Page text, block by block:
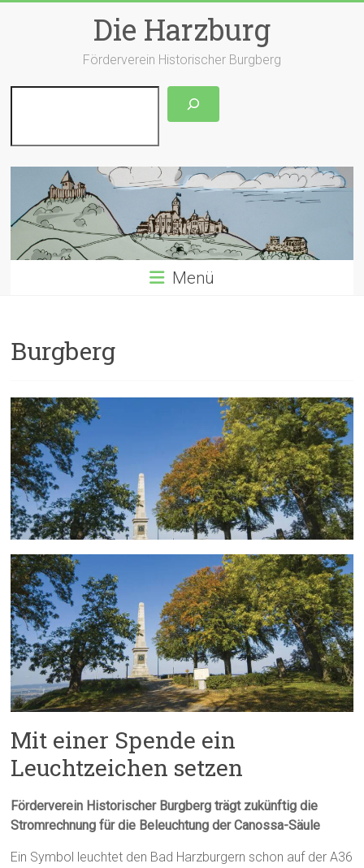
Die Harzburg
Förderverein Historischer Burgberg
Menü
Burgberg
Mit einer Spende ein
Leuchtzeichen setzen
Förderverein Historischer Burgberg trägt zukünftig die
Stromrechnung für die Beleuchtung der Canossa-Säule
Ein Symbol leuchtet den Bad Harzburgern schon auf der A36